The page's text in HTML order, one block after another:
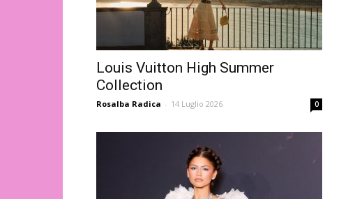
Louis Vuitton High Summer
Collection
Rosalba Radica - 14 Luglio 2026 0